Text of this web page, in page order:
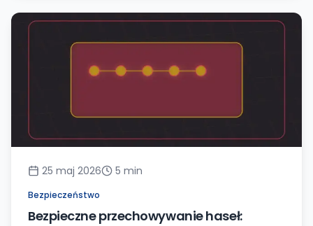
25 maj 2026 5 min
Bezpieczeństwo
Bezpieczne przechowywanie haseł: